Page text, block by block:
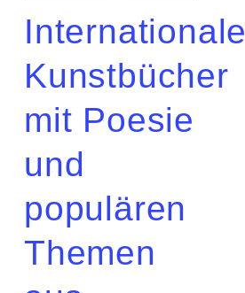
Internationale
Kunstbücher
mit Poesie
und
populären
Themen